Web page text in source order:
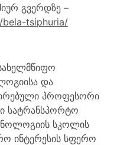
გვერდზე –
tsiphuria/
და
პროფესორი
სატრანსპორტო
სკოლის
ინტერესის სფერო